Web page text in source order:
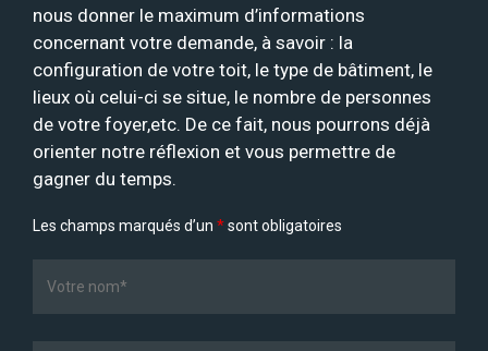
nous donner le maximum d’informations
concernant votre demande, à savoir : la
configuration de votre toit, le type de bâtiment, le
lieux où celui-ci se situe, le nombre de personnes
de votre foyer,etc. De ce fait, nous pourrons déjà
orienter notre réflexion et vous permettre de
gagner du temps.
Les champs marqués d’un *sont obligatoires